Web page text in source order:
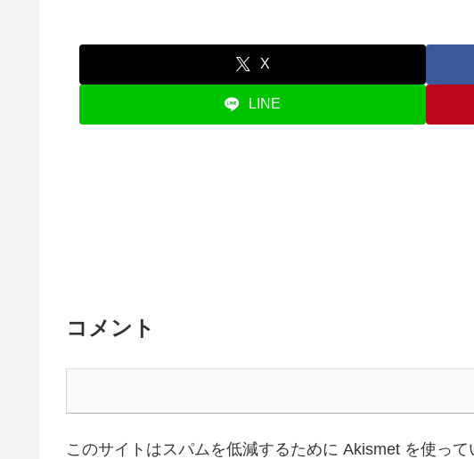
X
LINE
コメント
このサイトはスパムを低減するために Akismet を使って